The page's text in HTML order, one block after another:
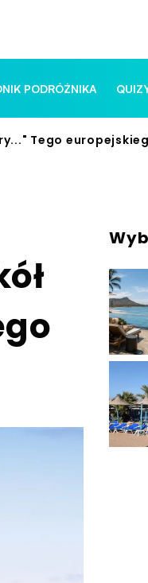
PODRÓŻNIKA
Tego